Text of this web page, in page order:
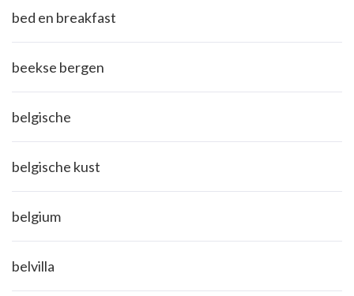
bed en breakfast
beekse bergen
belgische
belgische kust
belgium
belvilla